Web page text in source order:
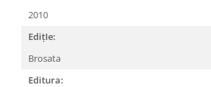
2010
EdițIe:
Brosata
Editura: